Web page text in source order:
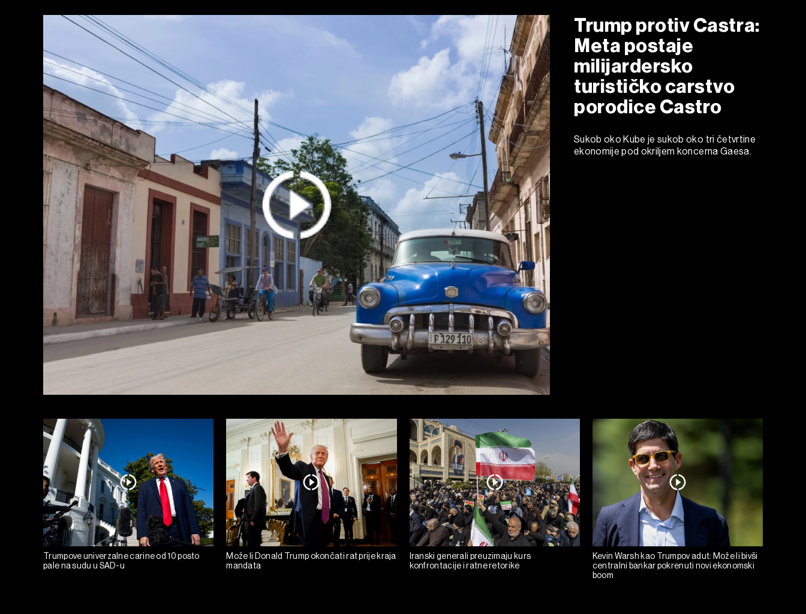
Trump protiv Castra:
Meta postaje
milijardersko
turističko carstvo
porodice Castro
Sukob oko Kube je sukob oko tri četvrtine
ekonomije pod okriljem koncerna Gaesa.
Trumpove univerzalne carine od 10 posto
pale na sudu u SAD-u
Može li Donald Trump okončati rat prije kraja
mandata
Iranski generali preuzimaju kurs
konfrontacije i ratne retorike
Kevin Warsh kao Trumpov adut: Može li bivši
centralni bankar pokrenuti novi ekonomski
boom